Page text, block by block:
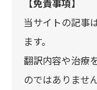
【免責事項】
当サイトの記事
ます。
翻訳内容や治療
のではありません